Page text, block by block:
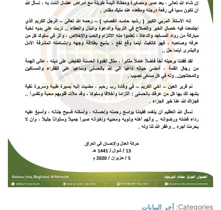
Categories: آخر البيانات